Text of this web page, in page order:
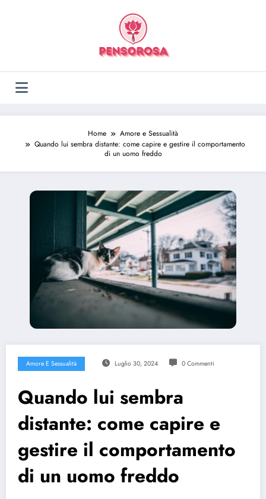
Home
Amore e Sessualità
Quando lui sembra distante: come capire e gestire il comportamento
di un uomo freddo
Amore E Sessualità Luglio 30, 2024 0 Commenti
Quando lui sembra
distante: come capire e
gestire il comportamento
di un uomo freddo